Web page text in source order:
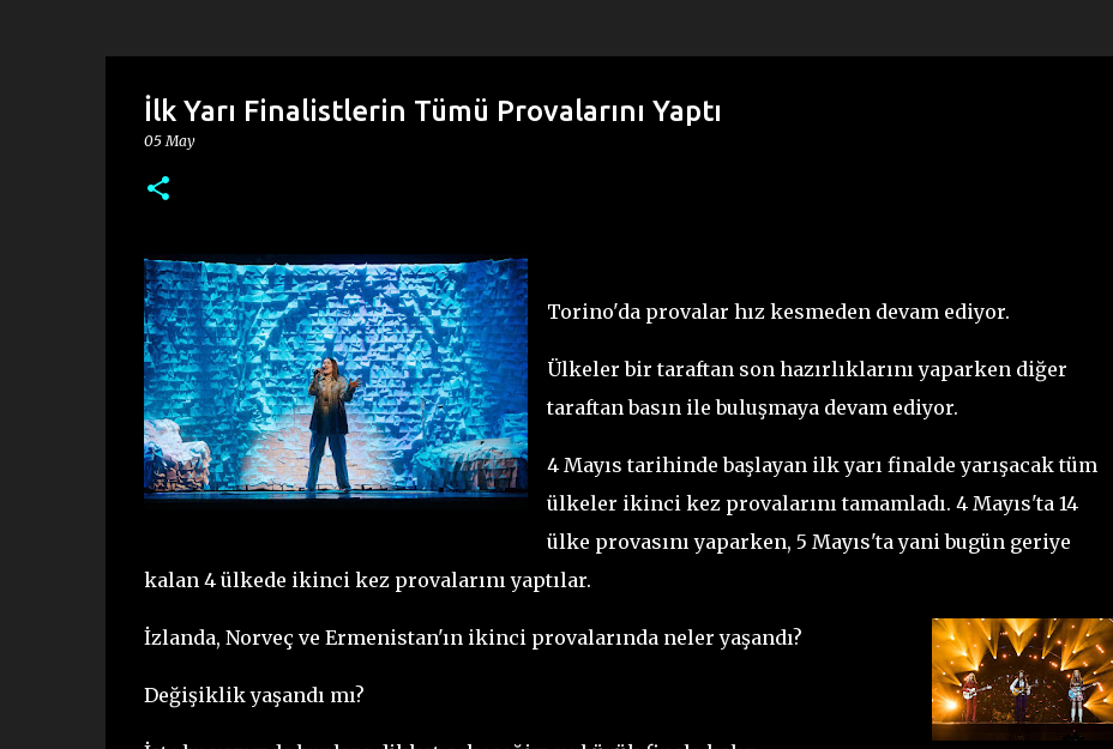
İlk Yarı Finalistlerin Tümü Provalarını Yaptı
05 May
Torino'da provalar hız kesmeden devam ediyor.
Ülkeler bir taraftan son hazırlıklarını yaparken diğer
taraftan basın ile buluşmaya devam ediyor.
4 Mayıs tarihinde başlayan ilk yarı finalde yarışacak tüm
ülkeler ikinci kez provalarını tamamladı. 4 Mayıs'ta 14
ülke provasını yaparken, 5 Mayıs'ta yani bugün geriye
kalan 4 ülkede ikinci kez provalarını yaptılar.
İzlanda, Norveç ve Ermenistan'ın ikinci provalarında neler yaşandı?
Değişiklik yaşandı mı?